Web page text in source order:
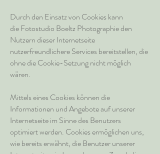
Durch den Einsatz von Cookies kann
die Fotostudio Boeltz Photographie den
Nutzern dieser Internetseite
nutzerfreundlichere Services bereitstellen, die
ohne die Cookie-Setzung nicht möglich
wären.
Mittels eines Cookies können die
Informationen und Angebote auf unserer
Internetseite im Sinne des Benutzers
optimiert werden. Cookies ermöglichen uns,
wie bereits erwähnt, die Benutzer unserer